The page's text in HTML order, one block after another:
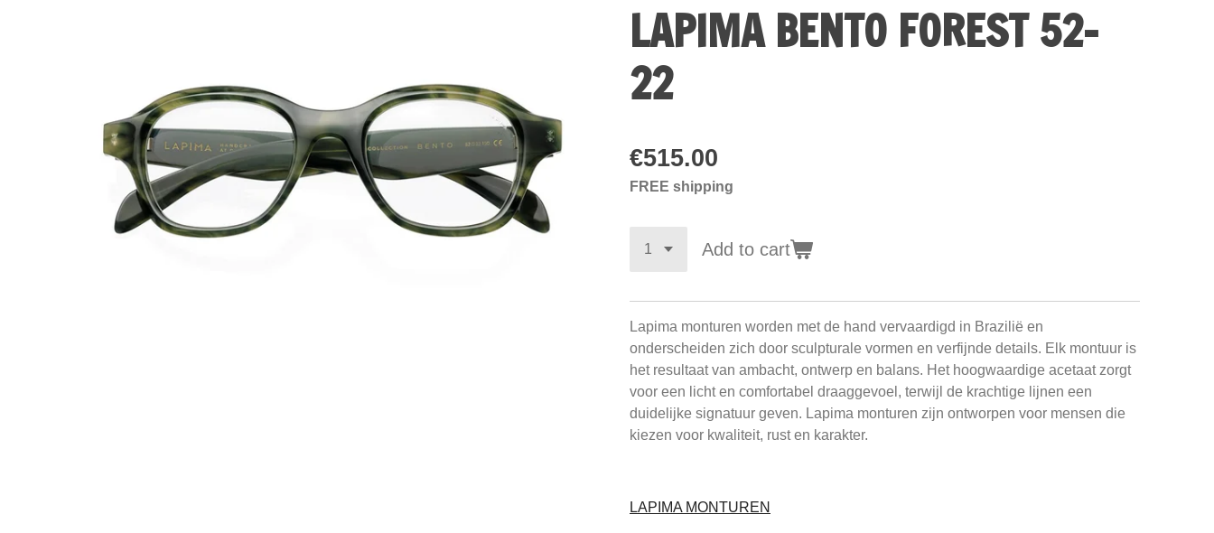
LAPIMA BENTO FOREST 52-
22
€515.00
FREE shipping
Add to cart
Lapima monturen worden met de hand vervaardigd in Brazilië en
onderscheiden zich door sculpturale vormen en verfijnde details. Elk montuur is
het resultaat van ambacht, ontwerp en balans. Het hoogwaardige acetaat zorgt
voor een licht en comfortabel draaggevoel, terwijl de krachtige lijnen een
duidelijke signatuur geven. Lapima monturen zijn ontworpen voor mensen die
kiezen voor kwaliteit, rust en karakter.
LAPIMA MONTUREN